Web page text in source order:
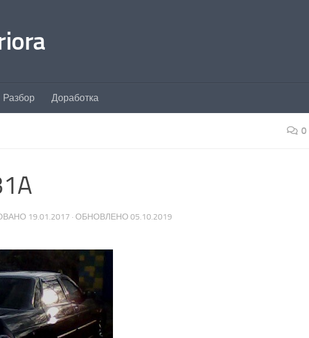
Разбор Доработка
0
19.01.2017 · ОБНОВЛЕНО 05.10.2019